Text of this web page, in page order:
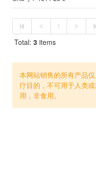
1
Total: 3 items
本网站销售的所有产品
疗目的，不可用于人类
用，非食用。